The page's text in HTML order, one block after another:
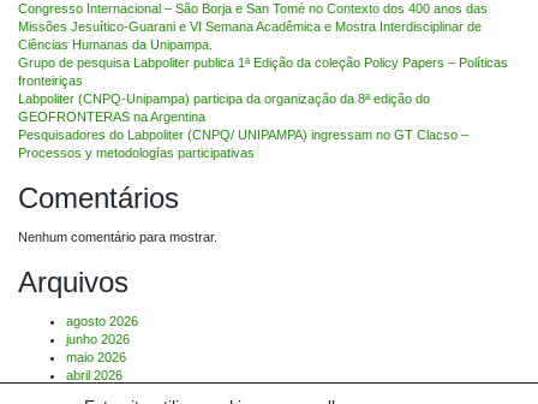
Congresso Internacional – São Borja e San Tomé no Contexto dos 400 anos das
Missões Jesuítico-Guarani e VI Semana Acadêmica e Mostra Interdisciplinar de
Ciências Humanas da Unipampa.
Grupo de pesquisa Labpoliter publica 1ª Edição da coleção Policy Papers – Políticas
fronteiriças
Labpoliter (CNPQ-Unipampa) participa da organização da 8ª edição do
GEOFRONTERAS na Argentina
Pesquisadores do Labpoliter (CNPQ/ UNIPAMPA) ingressam no GT Clacso –
Processos y metodologías participativas
Comentários
Nenhum comentário para mostrar.
Arquivos
agosto 2026
junho 2026
maio 2026
abril 2026